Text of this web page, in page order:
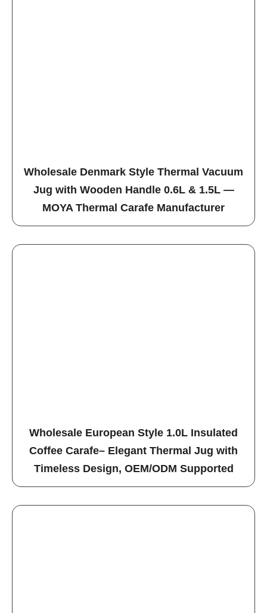
Wholesale Denmark Style Thermal Vacuum
Jug with Wooden Handle 0.6L & 1.5L —
MOYA Thermal Carafe Manufacturer
Wholesale European Style 1.0L Insulated
Coffee Carafe– Elegant Thermal Jug with
Timeless Design, OEM/ODM Supported